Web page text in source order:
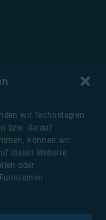
wir Technologien
bzw. darauf
können wir
dieser Website
oder